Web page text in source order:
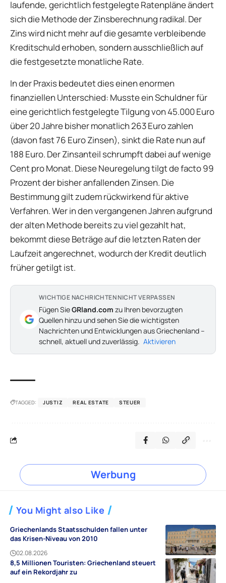
laufende, gerichtlich festgelegte Ratenpläne ändert
sich die Methode der Zinsberechnung radikal. Der
Zins wird nicht mehr auf die gesamte verbleibende
Kreditschuld erhoben, sondern ausschließlich auf
die festgesetzte monatliche Rate.
In der Praxis bedeutet dies einen enormen
finanziellen Unterschied: Musste ein Schuldner für
eine gerichtlich festgelegte Tilgung von 45.000 Euro
über 20 Jahre bisher monatlich 263 Euro zahlen
(davon fast 76 Euro Zinsen), sinkt die Rate nun auf
188 Euro. Der Zinsanteil schrumpft dabei auf wenige
Cent pro Monat. Diese Neuregelung tilgt de facto 99
Prozent der bisher anfallenden Zinsen. Die
Bestimmung gilt zudem rückwirkend für aktive
Verfahren. Wer in den vergangenen Jahren aufgrund
der alten Methode bereits zu viel gezahlt hat,
bekommt diese Beträge auf die letzten Raten der
Laufzeit angerechnet, wodurch der Kredit deutlich
früher getilgt ist.
WICHTIGE NACHRICHTEN NICHT VERPASSEN
Fügen SieGRland.com zu Ihren bevorzugten
Quellen hinzu und sehen Sie die wichtigsten
Nachrichten und Entwicklungen aus Griechenland –
schnell, aktuell und zuverlässig. Aktivieren
TAGGED: JUSTIZ REAL ESTATE STEUER
Werbung
You Might also Like
Griechenlands Staatsschulden fallen unter
das Krisen-Niveau von 2010
02.08.2026
8,5 Millionen Touristen: Griechenland steuert
auf ein Rekordjahr zu